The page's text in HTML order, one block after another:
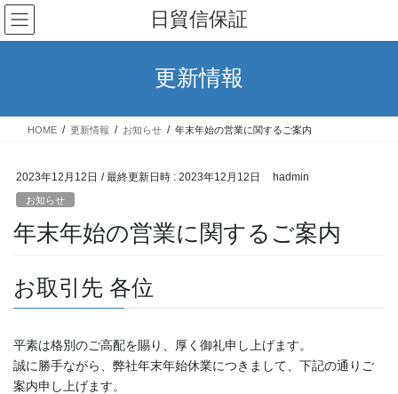
コ
ン
テ
ス
ナ
ビ
ゲ
ン
日貿信保証
更新情報
HOME 更新情報 お知らせ 年末年始の営業に関するご案内
2023年12月12日 / 最終更新日時 : 2023年12月12日 hadmin
お知らせ
年末年始の営業に関するご案内
お取引先 各位
平素は格別のご高配を賜り、厚く御礼申し上げます。
誠に勝手ながら、弊社年末年始休業につきまして、下記の通りご
案内申し上げます。